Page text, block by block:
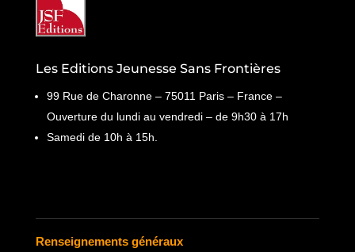
Les Editions Jeunesse Sans Frontières
99 Rue de Charonne – 75011 Paris – France –
Ouverture du lundi au vendredi – de 9h30 à 17h
Samedi de 10h à 15h.
Renseignements généraux